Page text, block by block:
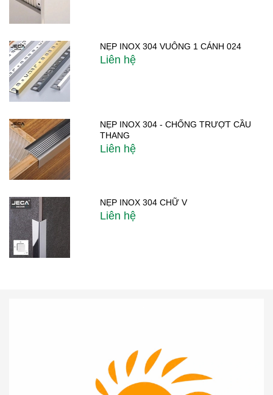
NẸP INOX 304 VUÔNG 1 CÁNH 024
Liên hệ
NẸP INOX 304 - CHỐNG TRƯỢT CẦU
THANG
Liên hệ
NẸP INOX 304 CHỮ V
Liên hệ